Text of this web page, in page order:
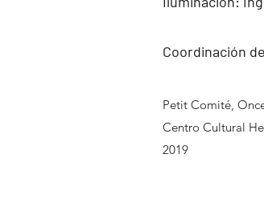
Coordinación
Petit Comité,
Centro Cultural
2019